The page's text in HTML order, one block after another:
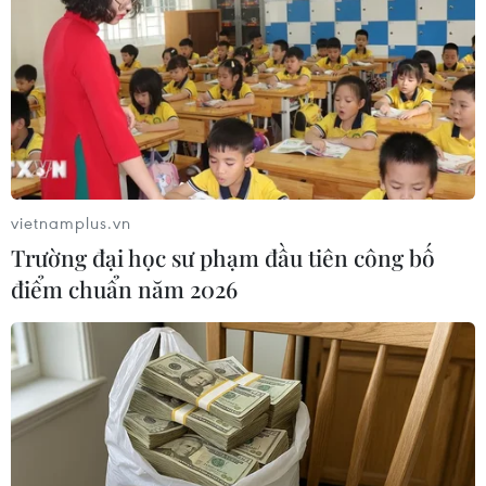
26/03/2023 21:42
Trong 4 ngày qua đã có 5 thuyền chở người di cư chìm
ngoài khơi thành phố Sfax (Tunisia), khiến 67 người mất
tích và 9 người thiệt mạng, khi số thuyền chở người di
cư vượt biển tới Italy tăng đáng kể.
vietnamplus.vn
Trường đại học sư phạm đầu tiên công bố
điểm chuẩn năm 2026